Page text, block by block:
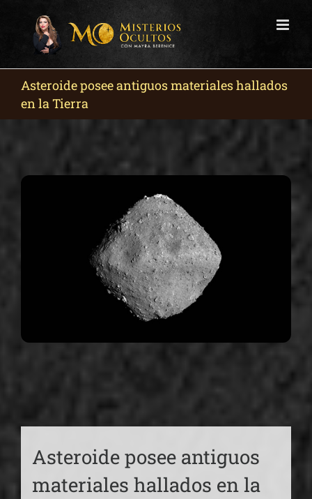
Asteroide posee antiguos materiales hallados
en la Tierra
Asteroide posee antiguos
materiales hallados en la